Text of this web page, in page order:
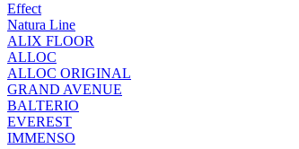
Effect
Natura Line
ALIX FLOOR
ALLOC
ALLOC ORIGINAL
GRAND AVENUE
BALTERIO
EVEREST
IMMENSO